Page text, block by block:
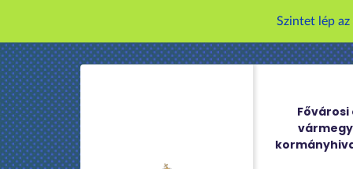
Szintet lép
Fővárosi